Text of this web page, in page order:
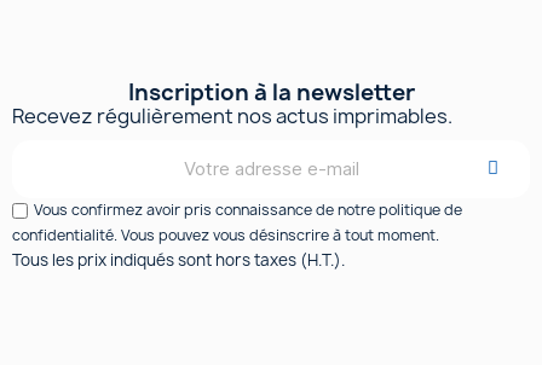
Inscription à la newsletter
Recevez régulièrement nos actus imprimables.
Vous confirmez avoir pris connaissance de notre politique de
confidentialité. Vous pouvez vous désinscrire à tout moment.
Tous les prix indiqués sont hors taxes (H.T.).